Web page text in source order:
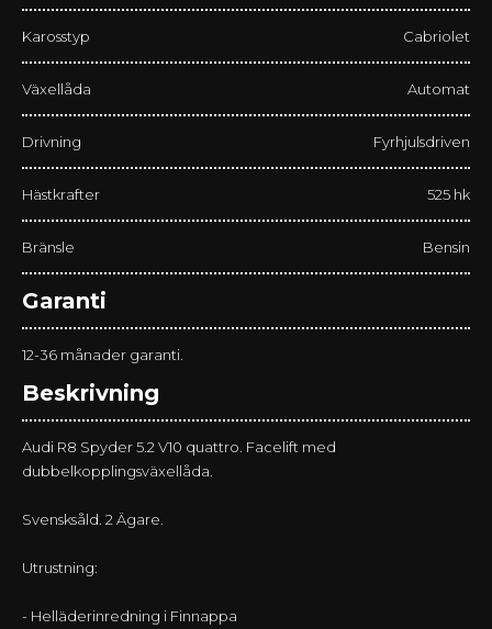
Karosstyp Cabriolet
Växellåda Automat
Drivning Fyrhjulsdriven
Hästkrafter 525 hk
Bränsle Bensin
Garanti
12-36 månader garanti.
Beskrivning
Audi R8 Spyder 5.2 V10 quattro. Facelift med
dubbelkopplingsväxellåda.
Svensksåld. 2 Ägare.
Utrustning:
- Helläderinredning i Finnappa